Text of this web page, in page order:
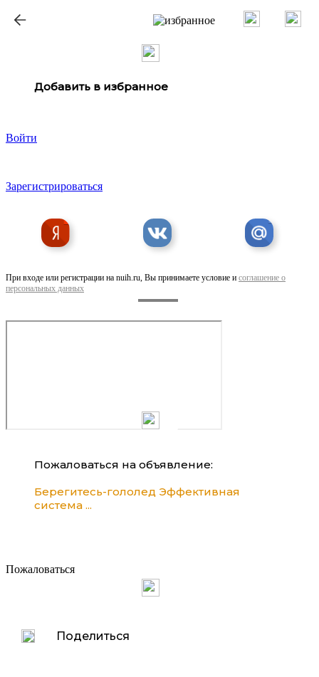
Добавить в избранное
Войти
Зарегистрироваться
При входе или регистрации на nuih.ru, Вы принимаете условие и соглашение о
персональных данных
Пожаловаться на объявление:
Берегитесь-гололед Эффективная
система ...
Пожаловаться
Поделиться